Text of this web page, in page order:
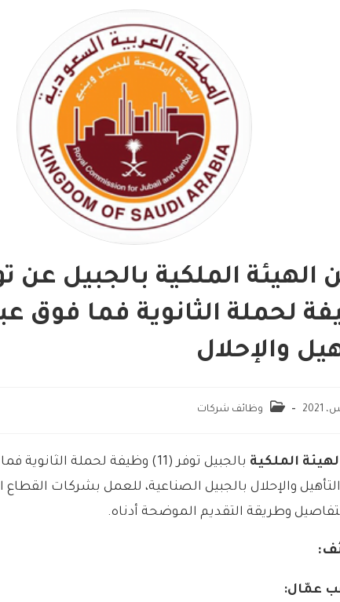
لحملة الثانوية فما فوق
والإحلال
وظائف شركات
الملكية
بالجبيل توفر (11) وظيفة لحملة
التأهيل والإحلال بالجبيل الصناعية، للعمل بشركات
وطريقة التقديم الموضحة أدناه.